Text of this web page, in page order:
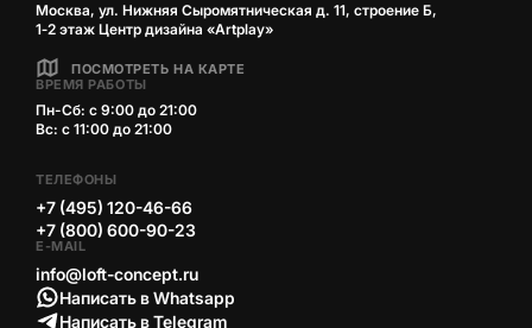
Москва, ул. Нижняя Сыромятническая д. 11, строение Б,
1‑2 этаж Центр дизайна «Artplay»
ПОСМОТРЕТЬ НА КАРТЕ
ВРЕМЯ РАБОТЫ
Пн-Сб: с 9:00 до 21:00
Вс: с 11:00 до 21:00
ТЕЛЕФОНЫ
+7 (495) 120-46-66
+7 (800) 600-90-23
E-MAIL
info@loft-concept.ru
Написать в Whatsapp
Написать в Telegram